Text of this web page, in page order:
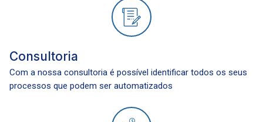
Consultoria
Com a nossa consultoria é possível identificar todos os seus
processos que podem ser automatizados